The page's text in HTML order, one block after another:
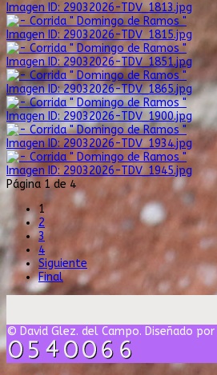
Imagen ID: 29032026-TDV_1813.jpg
Imagen ID: 29032026-TDV_1815.jpg
Imagen ID: 29032026-TDV_1851.jpg
Imagen ID: 29032026-TDV_1865.jpg
Imagen ID: 29032026-TDV_1900.jpg
Imagen ID: 29032026-TDV_1934.jpg
Imagen ID: 29032026-TDV_1945.jpg
Página 1 de 4
1
2
3
4
Siguiente
Final
© David Glez. del Campo. Diseñado por